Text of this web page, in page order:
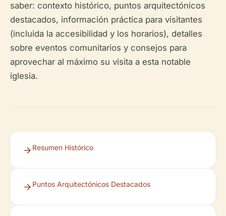
saber: contexto histórico, puntos arquitectónicos
destacados, información práctica para visitantes
(incluida la accesibilidad y los horarios), detalles
sobre eventos comunitarios y consejos para
aprovechar al máximo su visita a esta notable
iglesia.
Resumen Histórico
Puntos Arquitectónicos Destacados